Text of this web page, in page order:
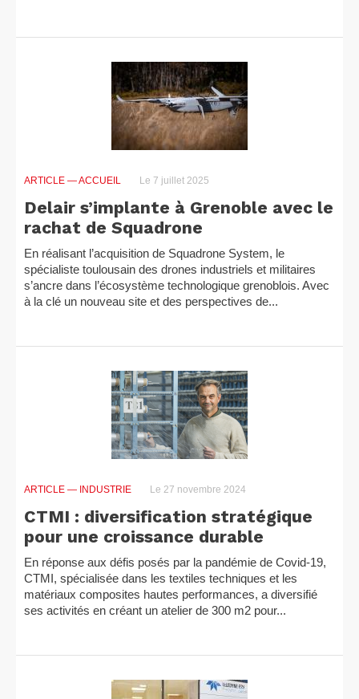
ARTICLE — ACCUEIL Le 7 juillet 2025
Delair s’implante à Grenoble avec le
rachat de Squadrone
En réalisant l’acquisition de Squadrone System, le
spécialiste toulousain des drones industriels et militaires
s’ancre dans l’écosystème technologique grenoblois. Avec
à la clé un nouveau site et des perspectives de...
ARTICLE — INDUSTRIE Le 27 novembre 2024
CTMI : diversification stratégique
pour une croissance durable
En réponse aux défis posés par la pandémie de Covid-19,
CTMI, spécialisée dans les textiles techniques et les
matériaux composites hautes performances, a diversifié
ses activités en créant un atelier de 300 m2 pour...